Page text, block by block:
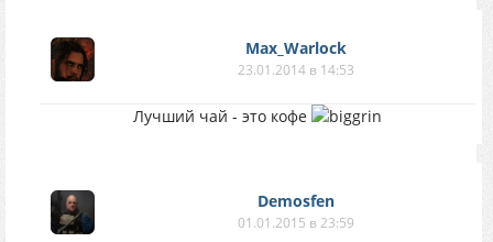
Max_Warlock
23.01.2014 в 14:53
Лучший чай - это кофе
Demosfen
01.01.2015 в 23:59